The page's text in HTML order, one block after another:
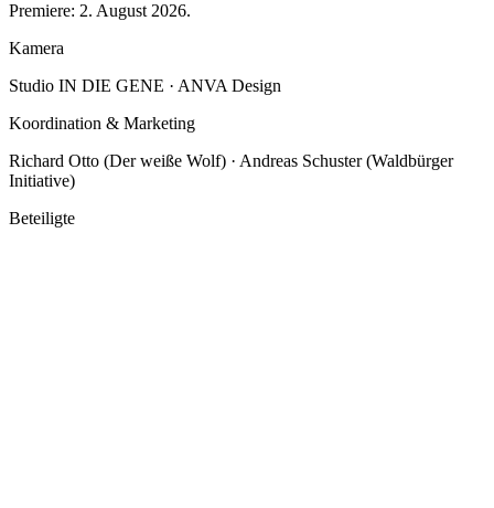
Premiere: 2. August 2026.
Kamera
Studio IN DIE GENE · ANVA Design
Koordination & Marketing
Richard Otto (Der weiße Wolf) · Andreas Schuster (Waldbürger
Initiative)
Beteiligte